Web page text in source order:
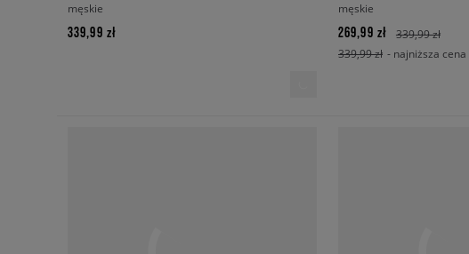
męskie
339,99 zł
męskie
269,99 zł
339,99 zł
339,99 zł - najniższa cena